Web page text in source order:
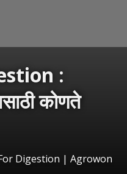
:
कोणते
Digestion | Agrowon